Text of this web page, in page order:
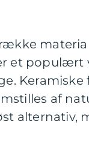
et populært
Keramiske
af
alternativ,